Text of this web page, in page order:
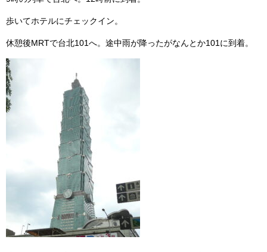
歩いてホテルにチェックイン。
休憩後MRTで台北101へ。途中雨が降ったがなんとか101に到着。